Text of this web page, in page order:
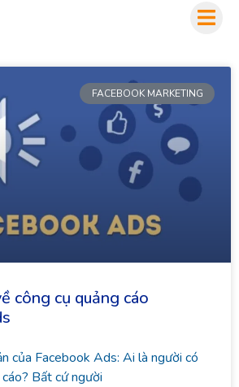
FACEBOOK MARKETING
công cụ quảng cáo
của Facebook Ads: Ai là người có
Bất cứ người